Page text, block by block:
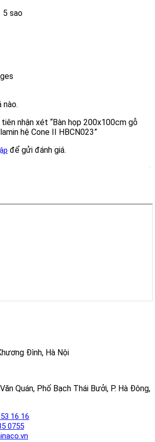
5 sao
nào.
nhận xét “Bàn họp 200x100cm gỗ
hệ Cone II HBCN023”
để gửi đánh giá.
Đình, Hà Nội
Quán, Phố Bạch Thái Bưởi, P. Hà Đông,
16 16
0755